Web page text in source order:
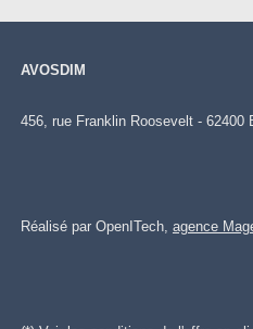
AVOSDIM
456, rue Franklin Roosevelt - 62400
Réalisé par OpenITech, agence